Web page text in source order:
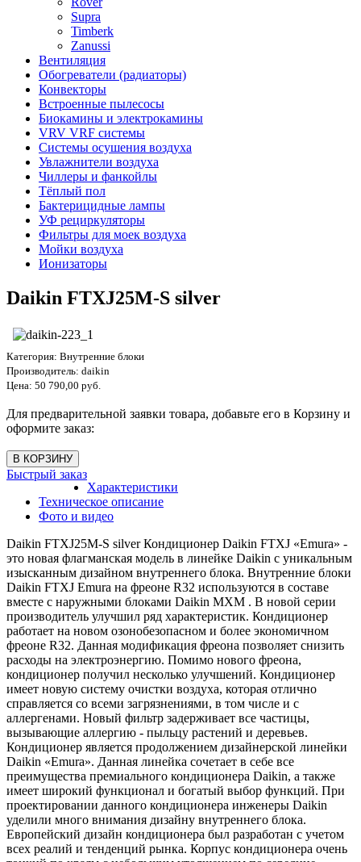
Supra
Timberk
Zanussi
Вентиляция
Обогреватели (радиаторы)
Конвекторы
Встроенные пылесосы
Биокамины и электрокамины
VRV VRF системы
Системы осушения воздуха
Увлажнители воздуха
Чиллеры и фанкойлы
Тёплый пол
Бактерицидные лампы
УФ рециркуляторы
Фильтры для моек воздуха
Мойки воздуха
Ионизаторы
Daikin FTXJ25M-S silver
Категория: Внутренние блоки
Производитель: daikin
Цена: 50 790,00 руб.
Для предварительной заявки товара, добавьте его в Корзину и
оформите заказ:
Быстрый заказ
Характеристики
Техническое описание
Фото и видео
Daikin FTXJ25M-S silver Кондиционер Daikin FTXJ «Emura» -
это новая флагманская модель в линейке Daikin с уникальным
изысканным дизайном внутреннего блока. Внутренние блоки
Daikin FTXJ Emura на фреоне R32 используются в составе
вместе с наружными блоками Daikin MXM . В новой серии
производитель улучшил ряд характеристик. Кондиционер
работает на новом озонобезопасном и более экономичном
фреоне R32. Данная модификация фреона позволяет снизить
расходы на электроэнергию. Помимо нового фреона,
кондиционер получил несколько улучшений. Кондиционер
имеет новую систему очистки воздуха, которая отлично
справляется со всеми загрязнениями, в том числе и с
аллергенами. Новый фильтр задерживает все частицы,
вызывающие аллергию - пыльцу растений и деревьев.
Кондиционер является продолжением дизайнерской линейки
Daikin «Emura». Данная линейка сочетает в себе все
преимущества премиального кондиционера Daikin, а также
имеет широкий функционал и богатый выбор функций. При
проектировании данного кондиционера инженеры Daikin
уделили много внимания дизайну внутреннего блока.
Европейский дизайн кондиционера был разработан с учетом
всех реалий и тенденций рынка. Корпус кондиционера очень